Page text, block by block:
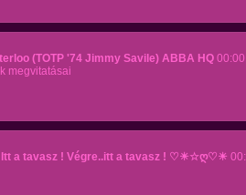
(TOTP '74 Jimmy Savile) ABBA HQ
megvitatásai
a tavasz ! Végre..itt a tavasz ! ♡☀☆ღ♡☀